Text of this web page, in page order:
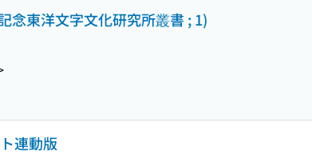
念東洋文字文化研究所叢書 ; 1)
連動版